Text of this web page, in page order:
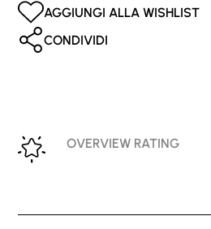
AGGIUNGI ALLA WISHLIST
CONDIVIDI
OVERVIEW RATING